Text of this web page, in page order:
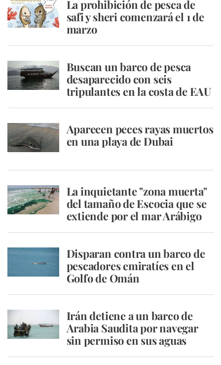
La prohibición de pesca de
safi y sheri comenzará el 1 de
marzo
Buscan un barco de pesca
desaparecido con seis
tripulantes en la costa de EAU
Aparecen peces rayas muertos
en una playa de Dubai
La inquietante "zona muerta"
del tamaño de Escocia que se
extiende por el mar Arábigo
Disparan contra un barco de
pescadores emiratíes en el
Golfo de Omán
Irán detiene a un barco de
Arabia Saudita por navegar
sin permiso en sus aguas